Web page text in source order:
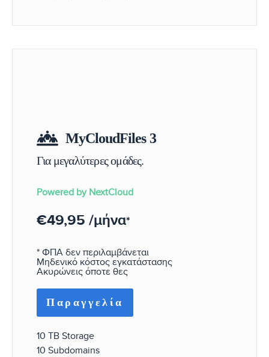
MyCloudFiles 3
Powered by NextCloud
€49,95 /μήνα*
* ΦΠΑ δεν περιλαμβάνεται
Μηδενικό κόστος εγκατάστασης
Ακυρώνεις όποτε θες
Παραγγελία
10 TB Storage
10 Subdomains